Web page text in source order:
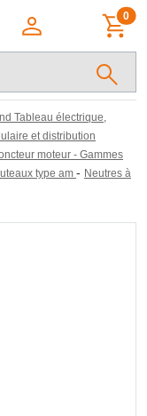
0
Tableau électrique,
et distribution
moteur - Gammes
type am - Neutres à